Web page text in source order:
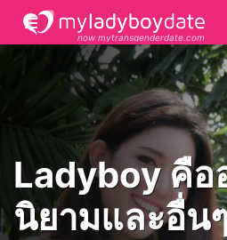
now mytransgenderdate.com
Ladyboy คือ
นิยามและอื่น